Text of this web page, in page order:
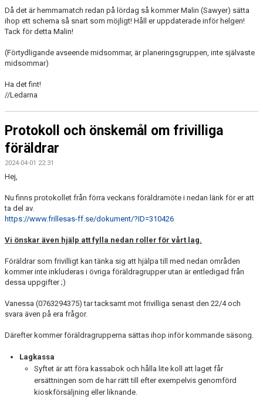
Då det är hemmamatch redan på lördag så kommer Malin (Sawyer) sätta
ihop ett schema så snart som möjligt! Håll er uppdaterade inför helgen!
Tack för detta Malin!
(Förtydligande avseende midsommar, är planeringsgruppen, inte självaste
midsommar)
Ha det fint!
//Ledarna
Protokoll och önskemål om frivilliga
föräldrar
2024-04-01 22:31
Hej,
Nu finns protokollet från förra veckans föräldramöte i nedan länk för er att
ta del av.
https://www.frillesas-ff.se/dokument/?ID=310426
Vi önskar även hjälp att fylla nedan roller för vårt lag.
Föräldrar som frivilligt kan tänka sig att hjälpa till med nedan områden
kommer inte inkluderas i övriga föräldragrupper utan är entledigad från
dessa uppgifter ;)
Vanessa (0763294375) tar tacksamt mot frivilliga senast den 22/4 och
svara även på era frågor.
Därefter kommer föräldragrupperna sättas ihop inför kommande säsong.
Lagkassa
Syftet är att föra kassabok och hålla lite koll att laget får
ersättningen som de har rätt till efter exempelvis genomförd
kioskförsäljning eller liknande.